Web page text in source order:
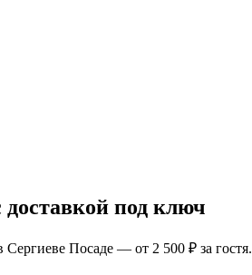
под ключ
Посаде — от 2 500 ₽ за гостя.